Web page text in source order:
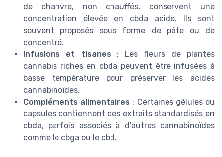
de chanvre, non chauffés, conservent une
concentration élevée en cbda acide. Ils sont
souvent proposés sous forme de pâte ou de
concentré.
Infusions et tisanes : Les fleurs de plantes
cannabis riches en cbda peuvent être infusées à
basse température pour préserver les acides
cannabinoïdes.
Compléments alimentaires : Certaines gélules ou
capsules contiennent des extraits standardisés en
cbda, parfois associés à d'autres cannabinoïdes
comme le cbga ou le cbd.